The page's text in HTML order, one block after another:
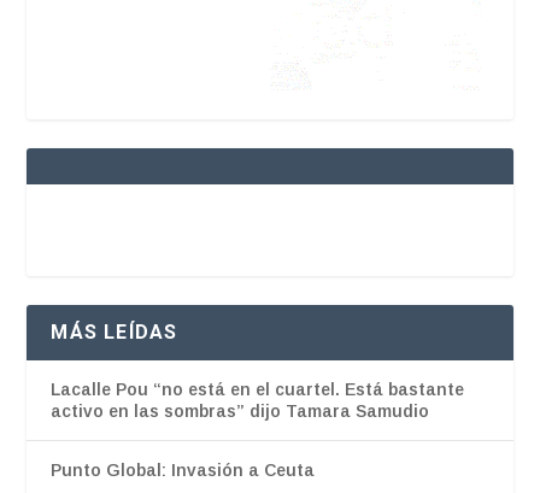
MÁS LEÍDAS
Lacalle Pou “no está en el cuartel. Está bastante
activo en las sombras” dijo Tamara Samudio
Punto Global: Invasión a Ceuta